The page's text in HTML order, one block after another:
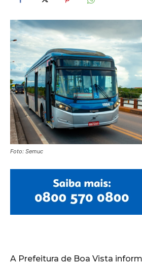
Foto: Semuc
A Prefeitura de Boa Vista